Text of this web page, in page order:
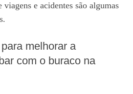
e acidentes são algumas
melhorar a
com o buraco na